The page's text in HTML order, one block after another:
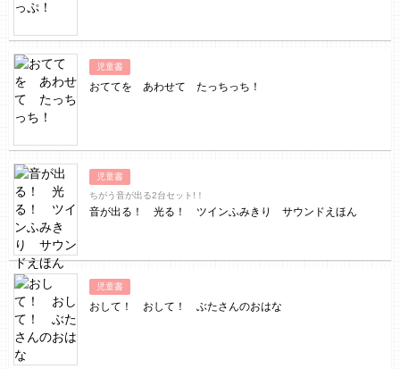
児童書
おててを あわせて たっちっち！
児童書
ちがう音が出る2台セット!！
音が出る！ 光る！ ツインふみきり サウンドえほん
児童書
おして！ おして！ ぶたさんのおはな